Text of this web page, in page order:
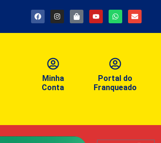
Minha
Conta
Portal do
Franqueado